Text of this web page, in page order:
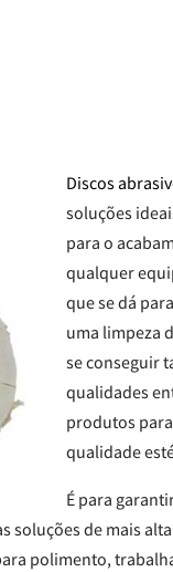
Discos
soluções
para o
qualquer
que se dá
uma limpeza
se conseguir
qualidades
produtos
qualidade
É para
de mais
polimento,